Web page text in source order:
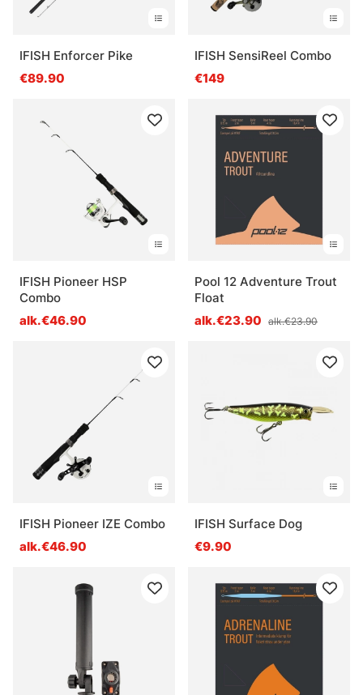
IFISH Enforcer Pike
€89.90
IFISH SensiReel Combo
€149
IFISH Pioneer HSP
Combo
alk.€46.90
Pool 12 Adventure Trout
Float
alk.€23.90 alk.€23.90
IFISH Pioneer IZE Combo
alk.€46.90
IFISH Surface Dog
€9.90